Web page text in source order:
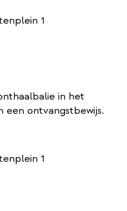
1
in het
een ontvangstbewijs.
1